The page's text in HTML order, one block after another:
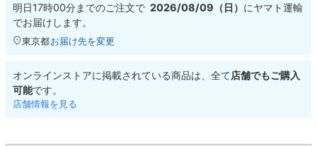
明日17時00分までのご注文で 2026/08/09（日） にヤマト運輸
でお届けします。
東京都お届け先を変更
オンラインストアに掲載されている商品は、全て店舗でもご購入
可能です。
店舗情報を見る